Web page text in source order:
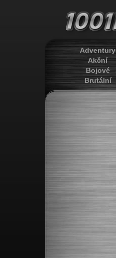
Adventury
Akční
Bojové
Brutální